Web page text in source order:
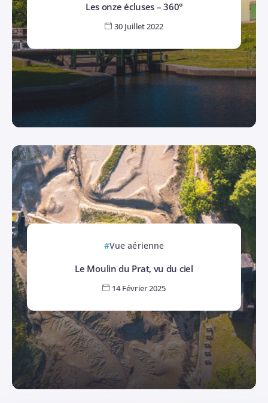
Les onze écluses – 360°
30 Juillet 2022
Vue aérienne
Le Moulin du Prat, vu du ciel
14 Février 2025